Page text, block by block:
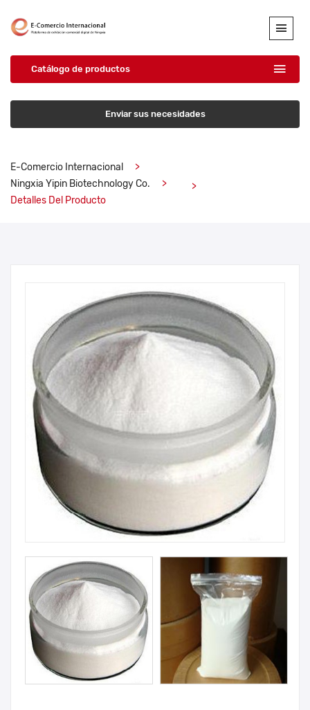
Catálogo de productos
Enviar sus necesidades
E-Comercio Internacional
Ningxia Yipin Biotechnology Co.
Detalles Del Producto